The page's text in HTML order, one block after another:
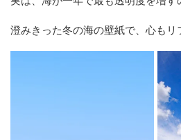
澄みきった冬の海の壁紙で、心もリ